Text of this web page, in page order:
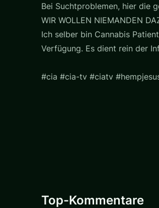
Bei Suchtproblemen, hier die
WIR WOLLEN NIEMANDEN
Ich selber bin Cannabis
Verfügung. Es dient rein der
#cia #cia-tv #ciatv
Top-Kommentare